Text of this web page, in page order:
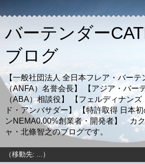
バーテンダー
ブログ
【一般社団法人 全日本フレア・バーテ
（ANFA）名誉会長】 【アジア・バー
（ABA）相談役】 【フェルディナン
ド・アンバサダー】 【特許取得 日本
ンNEMA0.00%創業者・開発者】 カ
ャ・北條智之のブログです。